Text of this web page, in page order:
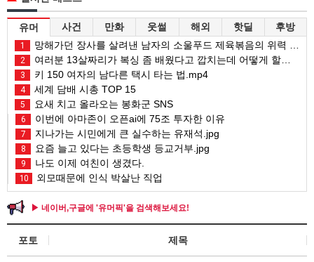
유머 사건 만화 웃썰 해외 핫딜 후방
1 망해가던 장사를 살려낸 남자의 소울푸드 제육볶음의 위력 ㅋㅋ
2 여러분 13살짜리가 복싱 좀 배웠다고 깝치는데 어떻게 할까요?
3 키 150 여자의 남다른 택시 타는 법.mp4
4 세계 담배 시총 TOP 15
5 요새 치고 올라오는 봉화군 SNS
6 이번에 아마존이 오픈ai에 75조 투자한 이유
7 지나가는 시민에게 큰 실수하는 유재석.jpg
8 요즘 늘고 있다는 초등학생 등교거부.jpg
9 나도 이제 여친이 생겼다.
10 외모때문에 인식 박살난 직업
▶ 네이버,구글에 '유머픽'을 검색해보세요!
포토 제목